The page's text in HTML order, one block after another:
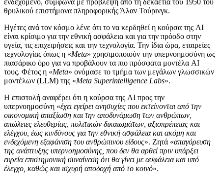
θρυλικού επιστήμονα πληροφορικής Άλαν Τούρινγκ.
Ηγέτες ανά τον κόσμο λένε ότι το να κερδηθεί η κούρσα της AI
είναι κρίσιμο για την εθνική ασφάλεια και για την πρόοδο στην
υγεία, τις επιχειρήσεις και την τεχνολογία. Την ίδια ώρα, εταιρείες
τεχνολογίας όπως η «Meta» χρησιμοποιούν την υπερνοημοσύνη ως
πιασάρικο όρο για να προβάλουν τα πιο πρόσφατα μοντέλα AI
τους. Φέτος η «Meta» ονόμασε το τμήμα των μεγάλων γλωσσικών
μοντέλων (LLM) της «Meta Superintelligence Labs».
Η επιστολή αναφέρει ότι η κούρσα της AI προς την
υπερνοημοσύνη «έχει εγείρει ανησυχίες που εκτείνονται από την
οικονομική απαξίωση και την αποδυνάμωση των ανθρώπων,
απώλειες ελευθερίας, πολιτικών δικαιωμάτων, αξιοπρέπειας και
ελέγχου, έως κινδύνους για την εθνική ασφάλεια και ακόμη και
ενδεχόμενη εξαφάνιση του ανθρώπινου είδους». Ζητά «απαγόρευση
της ανάπτυξης υπερνοημοσύνης, που δεν θα αρθεί πριν υπάρξει
ευρεία επιστημονική συναίνεση ότι θα γίνει με ασφάλεια και υπό
έλεγχο, καθώς και ισχυρή αποδοχή από το κοινό».